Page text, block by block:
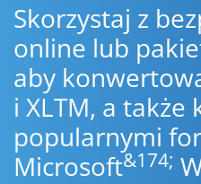
Skorzystaj z
online lub
aby
i XLTM, a także
popularnymi
Microsoft&174;